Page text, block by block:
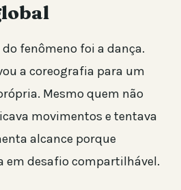
fenômeno foi a dança.
a coreografia para um
Mesmo quem não
movimentos e tentava
alcance porque
em desafio compartilhável.